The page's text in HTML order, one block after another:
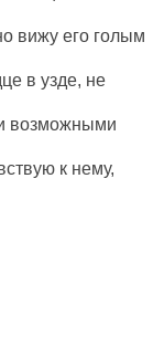
вижу его голым
в узде, не
возможными
к нему,